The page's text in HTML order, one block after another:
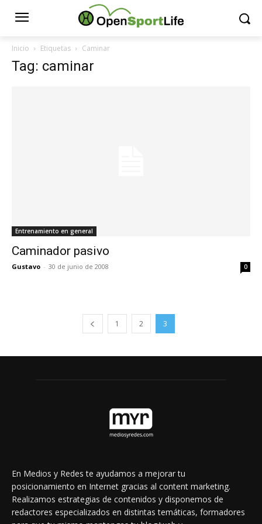
Inicio Etiquetas Caminar
Tag: caminar
Entrenamiento en general
Caminador pasivo
Gustavo - 30 de junio de 2008 0
1 2 3
En Medios y Redes te ayudamos a mejorar tu
posicionamiento en Internet gracias al content marketing.
Realizamos estrategias de contenidos y disponemos de
redactores especializados en distintas temáticas, formadores